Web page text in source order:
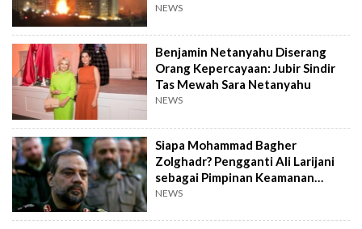
NEWS
Benjamin Netanyahu Diserang
Orang Kepercayaan: Jubir Sindir
Tas Mewah Sara Netanyahu
NEWS
Siapa Mohammad Bagher
Zolghadr? Pengganti Ali Larijani
sebagai Pimpinan Keamanan
Tertinggi Iran
NEWS